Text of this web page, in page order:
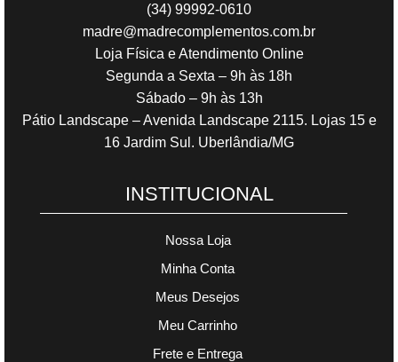
(34) 99992-0610
madre@madrecomplementos.com.br
Loja Física e Atendimento Online
Segunda a Sexta – 9h às 18h
Sábado – 9h às 13h
Pátio Landscape – Avenida Landscape 2115. Lojas 15 e
16 Jardim Sul. Uberlândia/MG
INSTITUCIONAL
Nossa Loja
Minha Conta
Meus Desejos
Meu Carrinho
Frete e Entrega